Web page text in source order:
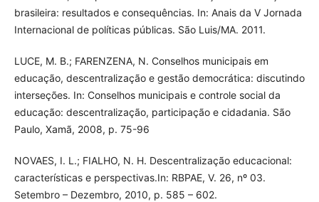
brasileira: resultados e consequências. In: Anais da V Jornada
Internacional de políticas públicas. São Luis/MA. 2011.
LUCE, M. B.; FARENZENA, N. Conselhos municipais em
educação, descentralização e gestão democrática: discutindo
interseções. In: Conselhos municipais e controle social da
educação: descentralização, participação e cidadania. São
Paulo, Xamã, 2008, p. 75-96
NOVAES, I. L.; FIALHO, N. H. Descentralização educacional:
características e perspectivas.In: RBPAE, V. 26, nº 03.
Setembro – Dezembro, 2010, p. 585 – 602.